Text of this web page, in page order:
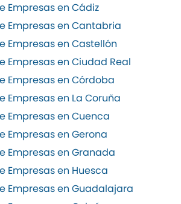
Empresas en Cádiz
Empresas en Cantabria
Empresas en Castellón
Empresas en Ciudad Real
Empresas en Córdoba
Empresas en La Coruña
Empresas en Cuenca
Empresas en Gerona
Empresas en Granada
Empresas en Huesca
Empresas en Guadalajara